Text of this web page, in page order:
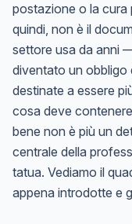
postazione o la
quindi, non è il
settore usa da anni
diventato un obbligo
destinate a essere
cosa deve
bene non è più un
centrale della
tatua. Vediamo il
appena introdotte e